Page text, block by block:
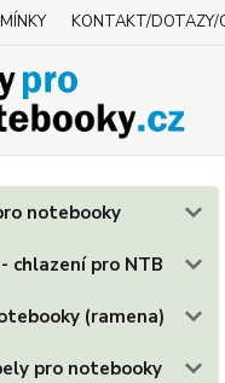
KONTAKT/DOTAZY/
notebooky
chlazení pro NTB
(ramena)
pro notebooky